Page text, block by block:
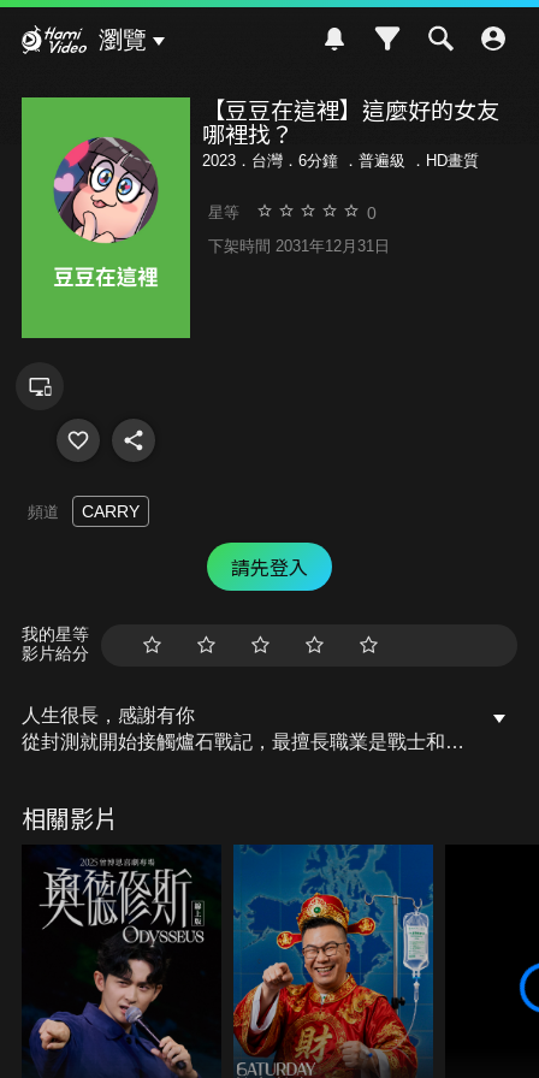
瀏覽
【豆豆在這裡】這麼好的女友
哪裡找？
2023．台灣．6分鐘 ． 普遍級 ．HD畫質
星等 0
下架時間 2031年12月31日
頻道 CARRY
請先登入
我的星等
影片給分
人生很長，感謝有你
從封測就開始接觸爐石戰記，最擅長職業是戰士和牧
醒吧， 趁此良機，莫再猶豫，恭請蛇界至尊雙飛寶
典！ OSkomodo 還不一起加入蛇教跟著教主一起前
進!
相關影片